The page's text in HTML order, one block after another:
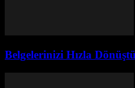
Belgelerinizi Hızla